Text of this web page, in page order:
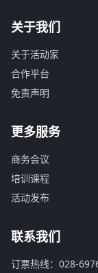
关于我们
关于活动家
合作平台
免责声明
更多服务
商务会议
培训课程
活动发布
联系我们
订票热线：028-